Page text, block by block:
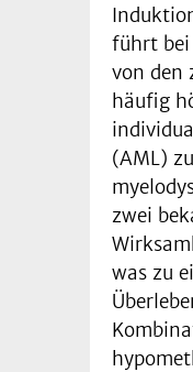
führt bei
von den
häufig
(AML)
zwei
was zu